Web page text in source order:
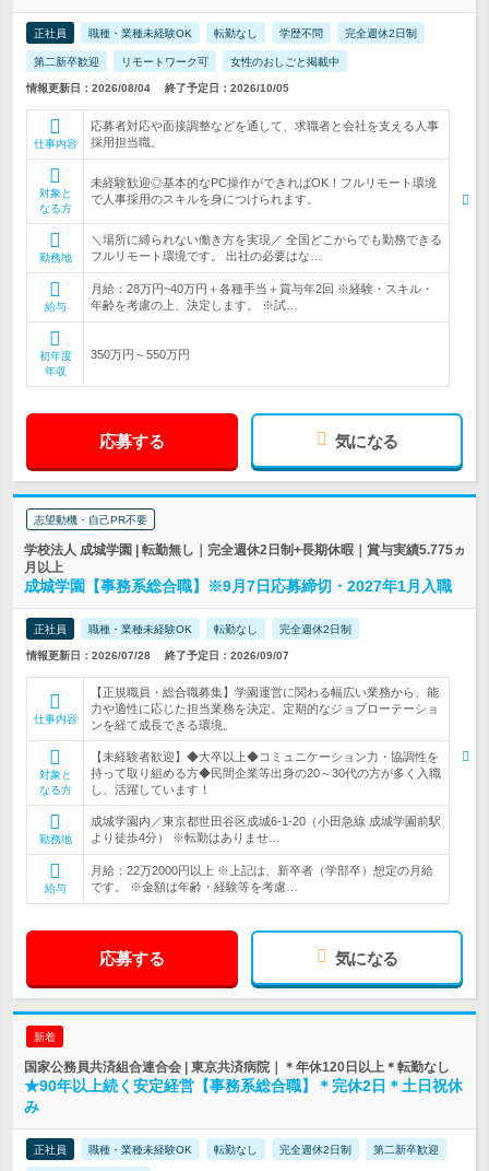
正社員 職種・業種未経験OK 転勤なし 学歴不問 完全週休2日制
第二新卒歓迎 リモートワーク可 女性のおしごと掲載中
情報更新日：2026/08/04 終了予定日：2026/10/05
仕事内容
応募者対応や面接調整などを通して、求職者と会社を支える人事
採用担当職。
対象と
なる方
未経験歓迎◎基本的なPC操作ができればOK！フルリモート環境
で人事採用のスキルを身につけられます。
勤務地
＼場所に縛られない働き方を実現／ 全国どこからでも勤務できる
フルリモート環境です。 出社の必要はな…
給与
月給：28万円~40万円＋各種手当＋賞与年2回 ※経験・スキル・
年齢を考慮の上、決定します。 ※試…
初年度
年収
350万円～550万円
応募する 気になる
志望動機・自己PR不要
学校法人 成城学園 | 転勤無し｜完全週休2日制+長期休暇｜賞与実績5.775ヵ
月以上
成城学園【事務系総合職】※9月7日応募締切・2027年1月入職
正社員 職種・業種未経験OK 転勤なし 完全週休2日制
情報更新日：2026/07/28 終了予定日：2026/09/07
仕事内容
【正規職員・総合職募集】学園運営に関わる幅広い業務から、能
力や適性に応じた担当業務を決定。定期的なジョブローテーショ
ンを経て成長できる環境。
対象と
なる方
【未経験者歓迎】◆大卒以上◆コミュニケーション力・協調性を
持って取り組める方◆民間企業等出身の20～30代の方が多く入職
し、活躍しています！
勤務地
成城学園内／東京都世田谷区成城6-1-20（小田急線 成城学園前駅
より徒歩4分） ※転勤はありませ…
給与
月給：22万2000円以上 ※上記は、新卒者（学部卒）想定の月給
です。 ※金額は年齢・経験等を考慮…
応募する 気になる
新着
国家公務員共済組合連合会 | 東京共済病院｜＊年休120日以上＊転勤なし
★90年以上続く安定経営【事務系総合職】＊完休2日＊土日祝休
み
正社員 職種・業種未経験OK 転勤なし 完全週休2日制 第二新卒歓迎